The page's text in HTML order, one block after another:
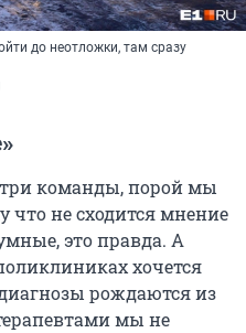
до неотложки, там сразу
команды, порой мы
что не сходится мнение
это правда. А
хочется
рождаются из
мы не